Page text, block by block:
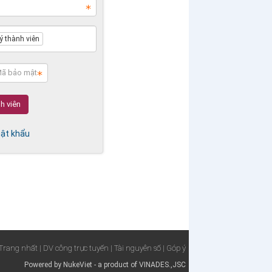
thành viên
khẩu
nhất | DV công trực tuyến | Tài nguyên số | Góp ý
Powered by NukeViet - a product of VINADES.,JSC